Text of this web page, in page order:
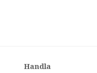
Handla